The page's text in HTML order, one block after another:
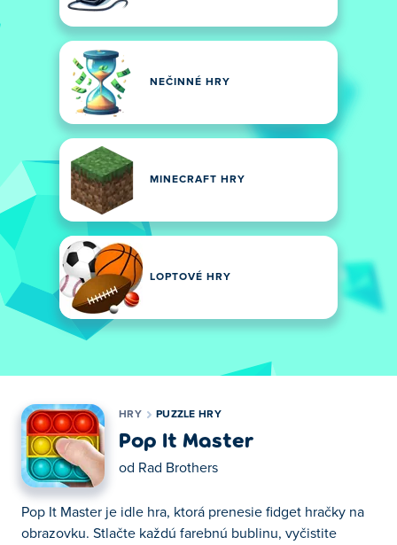
NEČINNÉ HRY
MINECRAFT HRY
LOPTOVÉ HRY
HRY PUZZLE HRY
Pop It Master
od Rad Brothers
Pop It Master je idle hra, ktorá prenesie fidget hračky na
obrazovku. Stlačte každú farebnú bublinu, vyčistite